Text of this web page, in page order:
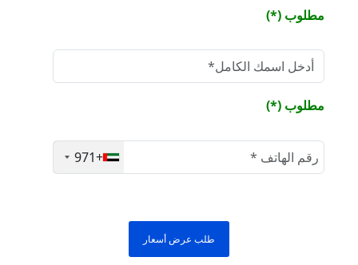
Add Mirror
مطلوب (*)
مطلوب (*)
+971
طلب عرض أسعار